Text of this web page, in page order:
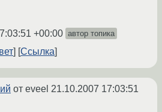
+00:00 автор топика
Ссылка
от eveel 21.10.2007 17:03:51